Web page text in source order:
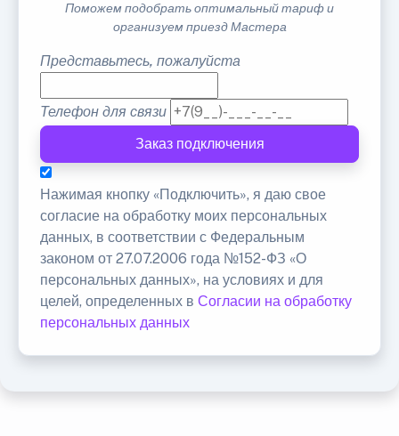
Поможем подобрать оптимальный тариф и
организуем приезд Мастера
Представьтесь, пожалуйста
Телефон для связи
Заказ подключения
Нажимая кнопку «Подключить», я даю свое
согласие на обработку моих персональных
данных, в соответствии с Федеральным
законом от 27.07.2006 года №152-ФЗ «О
персональных данных», на условиях и для
целей, определенных в Согласии на обработку
персональных данных